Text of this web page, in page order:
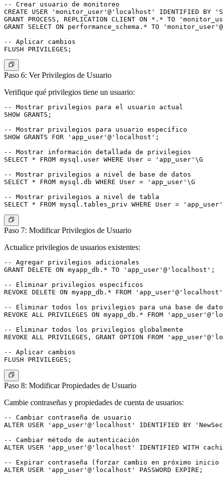
-- Crear usuario de monitoreo
CREATE USER 'monitor_user'@'localhost' IDENTIFIED BY
GRANT PROCESS, REPLICATION CLIENT ON *.* TO
GRANT SELECT ON performance_schema.* TO
-- Aplicar cambios
Paso 6: Ver Privilegios de Usuario
Verifique qué privilegios tiene un usuario:
-- Mostrar privilegios para el usuario actual
SHOW GRANTS;
-- Mostrar privilegios para usuario específico
SHOW GRANTS FOR 'app_user'@'localhost';
-- Mostrar información detallada de privilegios
SELECT * FROM mysql.user WHERE User = 'app_user'\G
-- Mostrar privilegios a nivel de base de datos
SELECT * FROM mysql.db WHERE User = 'app_user'\G
-- Mostrar privilegios a nivel de tabla
Paso 7: Modificar Privilegios de Usuario
Actualice privilegios de usuarios existentes:
-- Agregar privilegios adicionales
GRANT DELETE ON myapp_db.* TO 'app_user'@'localhost';
-- Eliminar privilegios específicos
REVOKE DELETE ON myapp_db.* FROM
-- Eliminar todos los privilegios para una base de
REVOKE ALL PRIVILEGES ON myapp_db.* FROM
-- Eliminar todos los privilegios globalmente
REVOKE ALL PRIVILEGES, GRANT OPTION FROM
-- Aplicar cambios
Paso 8: Modificar Propiedades de Usuario
Cambie contraseñas y propiedades de cuenta de usuarios:
-- Cambiar contraseña de usuario
ALTER USER 'app_user'@'localhost' IDENTIFIED BY
-- Cambiar método de autenticación
ALTER USER 'app_user'@'localhost' IDENTIFIED WITH
-- Expirar contraseña (forzar cambio en próximo inicio
ALTER USER 'app_user'@'localhost' PASSWORD EXPIRE;